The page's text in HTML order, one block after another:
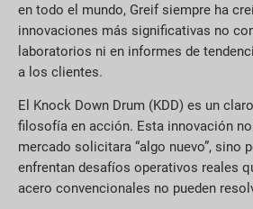
en todo el mundo, Greif siempre ha
innovaciones más significativas no
laboratorios ni en informes de
a los clientes.
El Knock Down Drum (KDD) es un
filosofía en acción. Esta innovación
mercado solicitara “algo nuevo”, sino
enfrentan desafíos operativos reales
acero convencionales no pueden